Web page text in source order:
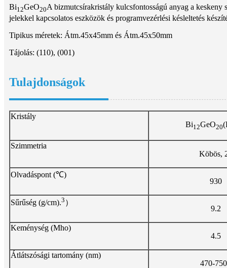
Bi12GeO20A bizmutcsírakristály kulcsfontosságú anyag a
jelekkel kapcsolatos eszközök és programvezérlési késleltetés
Tipikus méretek: Átm.45x45mm és Átm.45x50mm
Tájolás: (110), (001)
Tulajdonságok
Kristály
Bi12GeO20
Szimmetria
Köbös,
Olvadáspont (℃)
930
Sűrűség (g/cm).3 ）
9.2
Keménység (Mho)
4.5
Átlátszósági tartomány (nm)
470-